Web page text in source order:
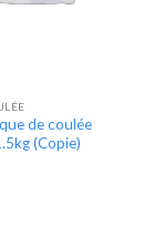
de coulée
(Copie)